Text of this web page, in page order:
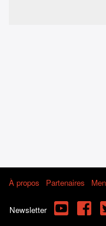
À propos Partenaires
Newsletter YouTube